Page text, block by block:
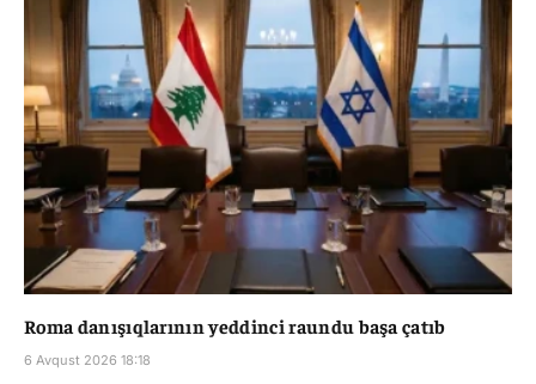
Roma danışıqlarının yeddinci raundu başa çatıb
6 Avqust 2026 18:18